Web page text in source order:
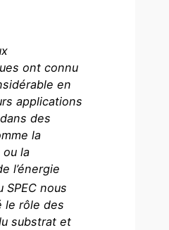
ont connu
en
applications
des
la
la
l’énergie
SPEC nous
le rôle des
substrat et